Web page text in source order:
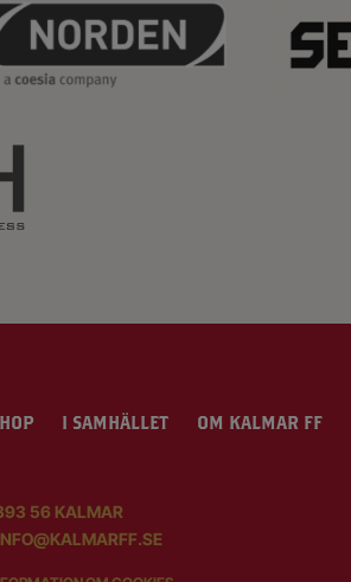
I SAMHÄLLET OM KALMAR FF
56 KALMAR